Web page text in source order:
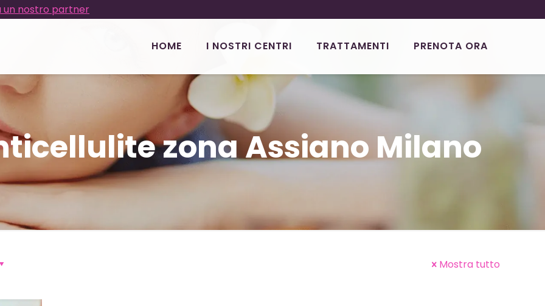
un nostro partner
HOME I NOSTRI CENTRI TRATTAMENTI PRENOTA ORA
zona Assiano Milano
Mostra tutto